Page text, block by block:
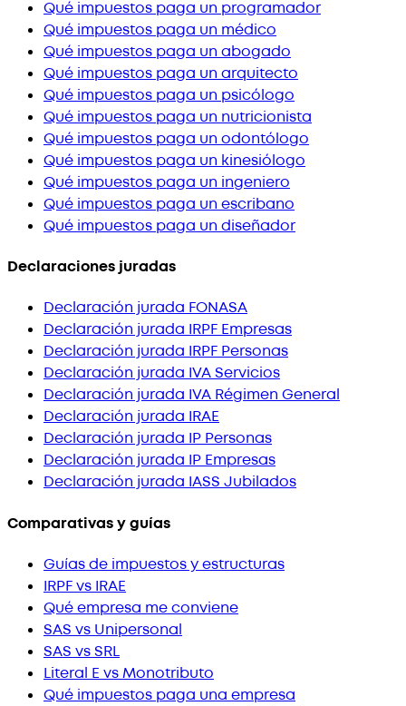
Qué impuestos paga un programador
Qué impuestos paga un médico
Qué impuestos paga un abogado
Qué impuestos paga un arquitecto
Qué impuestos paga un psicólogo
Qué impuestos paga un nutricionista
Qué impuestos paga un odontólogo
Qué impuestos paga un kinesiólogo
Qué impuestos paga un ingeniero
Qué impuestos paga un escribano
Qué impuestos paga un diseñador
Declaraciones juradas
Declaración jurada FONASA
Declaración jurada IRPF Empresas
Declaración jurada IRPF Personas
Declaración jurada IVA Servicios
Declaración jurada IVA Régimen General
Declaración jurada IRAE
Declaración jurada IP Personas
Declaración jurada IP Empresas
Declaración jurada IASS Jubilados
Comparativas y guías
Guías de impuestos y estructuras
IRPF vs IRAE
Qué empresa me conviene
SAS vs Unipersonal
SAS vs SRL
Literal E vs Monotributo
Qué impuestos paga una empresa